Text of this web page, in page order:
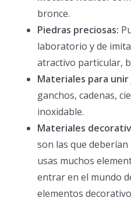
bronce.
Piedras preciosas:
laboratorio y de
atractivo particular,
Materiales para unir
ganchos, cadenas,
inoxidable.
Materiales
son las que
usas muchos
entrar en el mundo
elementos